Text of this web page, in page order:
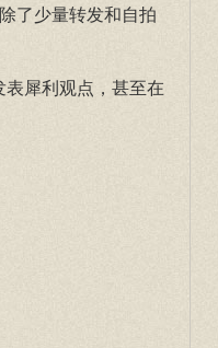
了少量转发和自拍
表犀利观点，甚至在